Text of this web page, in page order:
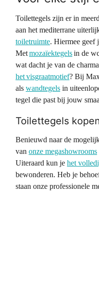
Toilettegels zijn er in
aan het mediterrane
toiletruimte. Hiermee geef
Metmozaïektegelsin de
wat dacht je van de
het visgraatmotief? Bij
als wandtegels in
tegel die past bij jouw
Toilettegels
Benieuwd naar de
van onze megashowrooms
Uiteraard kun je het
bewonderen. Heb je
staan onze professionele